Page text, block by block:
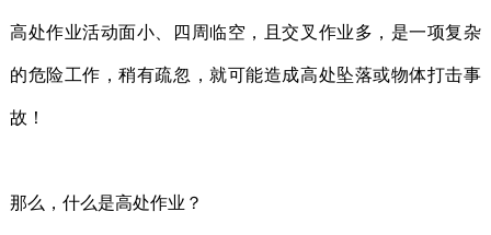
高处作业活动面小、四周临空，且交叉作业多，是一项复杂
的危险工作，稍有疏忽，就可能造成高处坠落或物体打击事
故！
那么，什么是高处作业？